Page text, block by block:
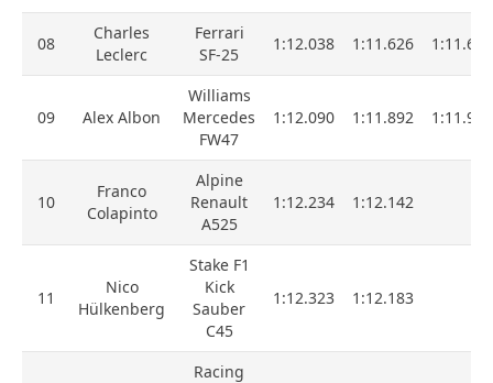
08
Charles
Leclerc
Ferrari
SF-25
1:12.038 1:11.626 1:11.682
09 Alex Albon
Williams
Mercedes
FW47
1:12.090 1:11.892 1:11.907
10
Franco
Colapinto
Alpine
Renault
A525
1:12.234 1:12.142
11
Nico
Hülkenberg
Stake F1
Kick
Sauber
C45
1:12.323 1:12.183
Racing